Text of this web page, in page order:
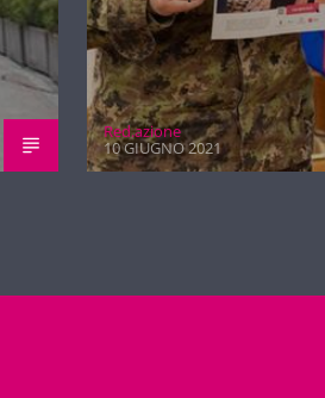
Red.azione
10 GIUGNO 2021